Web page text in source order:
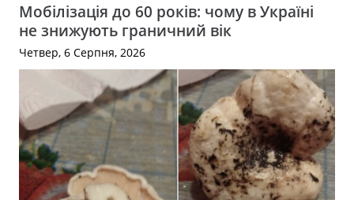
Мобілізація до 60 років: чому в Україні
не знижують граничний вік
Четвер, 6 Серпня, 2026